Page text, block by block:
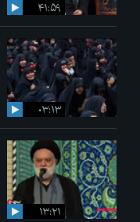
۴۱:۵۹
۰۳:۱۳
۱۳:۲۱